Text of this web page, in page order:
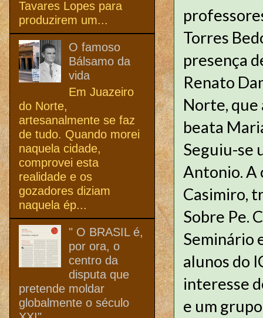
Torres
presença
Renato
Norte,
beata
Seguiu-se
Antonio. A
Casimiro,
Sobre Pe.
Seminário
alunos do
interesse
e um
Tavares Lopes para
produzirem um...
O famoso
Bálsamo da
vida
Em Juazeiro
do Norte,
artesanalmente se faz
de tudo. Quando morei
naquela cidade,
comprovei esta
realidade e os
gozadores diziam
naquela ép...
" O BRASIL é,
por ora, o
centro da
disputa que
pretende moldar
globalmente o século